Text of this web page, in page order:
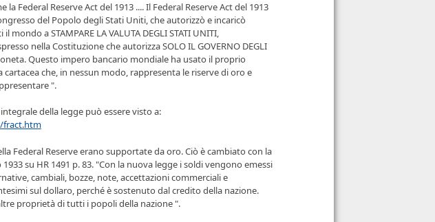
Federal Reserve Act del 1913 .... Il Federal Reserve Act del 1913
del Popolo degli Stati Uniti, che autorizzò e incaricò
a STAMPARE LA VALUTA DEGLI STATI UNITI,
nella Costituzione che autorizza SOLO IL GOVERNO DEGLI
Questo impero bancario mondiale ha usato il proprio
che, in nessun modo, rappresenta le riserve di oro e
".
della legge può essere visto a:
fract.htm
Federal Reserve erano supportate da oro. Ciò è cambiato con la
su HR 1491 p. 83. "Con la nuova legge i soldi vengono emessi
cambiali, bozze, note, accettazioni commerciali e
sul dollaro, perché è sostenuto dal credito della nazione.
proprietà di tutti i popoli della nazione ".